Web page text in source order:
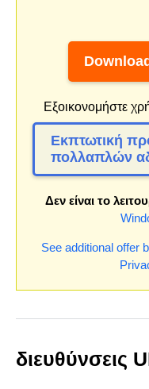
Εξοικονομήστε
Εκπτωτική
πολλαπλών
Δεν είναι το
See additional offer
διευθύνσεις